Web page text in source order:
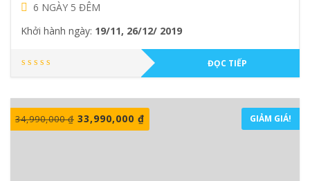
6 NGÀY 5 ĐÊM
Khởi hành ngày: 19/11, 26/12/ 2019
ĐỌC TIẾP
34,990,000₫ 33,990,000 ₫ GIẢM GIÁ!